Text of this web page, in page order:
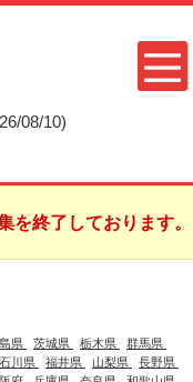
08/10)
を終了しております。
県 茨城県 栃木県
群馬県
石川県 福井県 山梨県
長野県